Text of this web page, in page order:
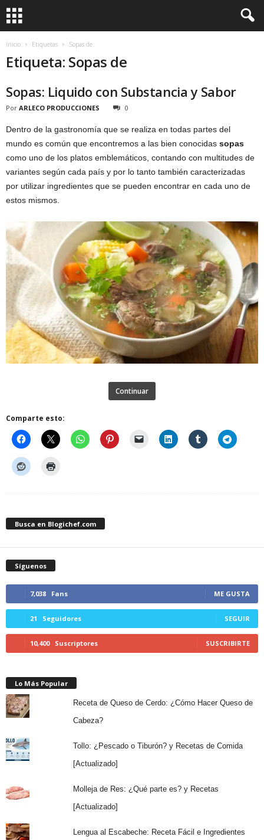
Inicio Etiquetas Sopas de
Etiqueta: Sopas de
Sopas: Liquido con Substancia y Sabor
Por ARLECO PRODUCCIONES 0
Dentro de la gastronomía que se realiza en todas partes del
mundo es común que encontremos a las bien conocidas sopas
como uno de los platos emblemáticos, contando con multitudes de
variantes según cada país y por lo tanto también caracterizadas
por utilizar ingredientes que se pueden encontrar en cada uno de
estos mismos.
Continuar
Comparte esto:
Busca en Blogichef.com
Síguenos
7,038 Fans ME GUSTA
21 Seguidores SEGUIR
10,400 Suscriptores SUSCRIBIRTE
Lo Más Popular
Receta de Queso de Cerdo: ¿Cómo Hacer Queso de
Cabeza?
Tollo: ¿Pescado o Tiburón? y Recetas de Comida
[Actualizado]
Molleja de Res: ¿Qué parte es? y Recetas
[Actualizado]
Lengua al Escabeche: Receta Fácil e Ingredientes